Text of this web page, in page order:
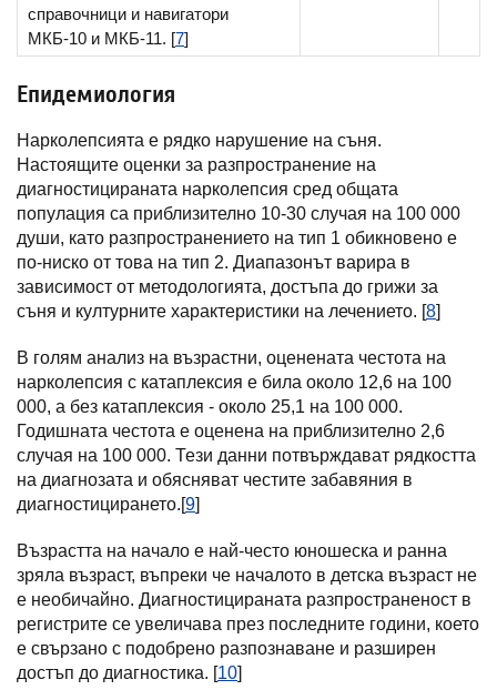
справочници и навигатори
МКБ-10 и МКБ-11. [7]
Епидемиология
Нарколепсията е рядко нарушение на съня.
Настоящите оценки за разпространение на
диагностицираната нарколепсия сред общата
популация са приблизително 10-30 случая на 100 000
души, като разпространението на тип 1 обикновено е
по-ниско от това на тип 2. Диапазонът варира в
зависимост от методологията, достъпа до грижи за
съня и културните характеристики на лечението. [8]
В голям анализ на възрастни, оценената честота на
нарколепсия с катаплексия е била около 12,6 на 100
000, а без катаплексия - около 25,1 на 100 000.
Годишната честота е оценена на приблизително 2,6
случая на 100 000. Тези данни потвърждават рядкостта
на диагнозата и обясняват честите забавяния в
диагностицирането.[9]
Възрастта на начало е най-често юношеска и ранна
зряла възраст, въпреки че началото в детска възраст не
е необичайно. Диагностицираната разпространеност в
регистрите се увеличава през последните години, което
е свързано с подобрено разпознаване и разширен
достъп до диагностика. [10]